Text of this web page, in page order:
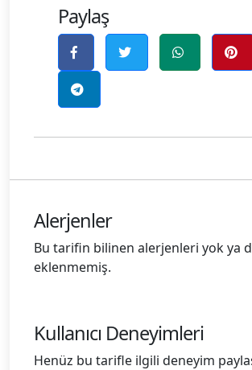
Paylaş
Alerjenler
Bu tarifin bilinen alerjenleri yok ya
eklenmemiş.
Kullanıcı Deneyimleri
Henüz bu tarifle ilgili deneyim